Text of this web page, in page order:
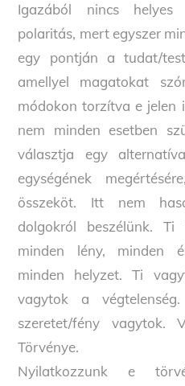
Igazából nincs
polaritás, mert egyszer
egy pontján a tudat/
amellyel magatokat
módokon torzítva e jelen
nem minden esetben
választja egy
egységének
összeköt. Itt nem
dolgokról beszélünk.
minden lény, minden
minden helyzet. Ti
vagytok a
szeretet/fény vagytok.
Törvénye.
Nyilatkozzunk e